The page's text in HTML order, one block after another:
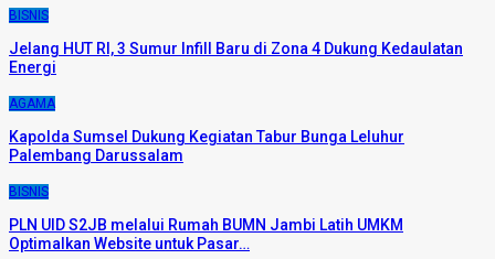
BISNIS
Jelang HUT RI, 3 Sumur Infill Baru di Zona 4 Dukung Kedaulatan
Energi
AGAMA
Kapolda Sumsel Dukung Kegiatan Tabur Bunga Leluhur
Palembang Darussalam
BISNIS
PLN UID S2JB melalui Rumah BUMN Jambi Latih UMKM
Optimalkan Website untuk Pasar…